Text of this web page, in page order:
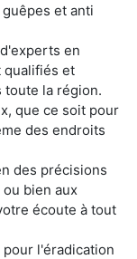
et anti
en
qualifiés et
la région.
que ce soit pour
des endroits
des précisions
bien aux
écoute à tout
l'éradication